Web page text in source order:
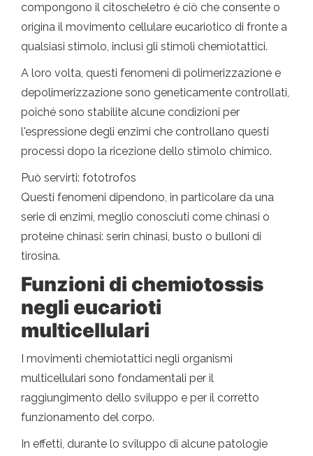
compongono il citoscheletro è ciò che consente o
origina il movimento cellulare eucariotico di fronte a
qualsiasi stimolo, inclusi gli stimoli chemiotattici.
A loro volta, questi fenomeni di polimerizzazione e
depolimerizzazione sono geneticamente controllati,
poiché sono stabilite alcune condizioni per
l'espressione degli enzimi che controllano questi
processi dopo la ricezione dello stimolo chimico.
Può servirti: fototrofos
Questi fenomeni dipendono, in particolare da una
serie di enzimi, meglio conosciuti come chinasi o
proteine ​​chinasi: serin chinasi, busto o bulloni di
tirosina.
Funzioni di chemiotossis
negli eucarioti
multicellulari
I movimenti chemiotattici negli organismi
multicellulari sono fondamentali per il
raggiungimento dello sviluppo e per il corretto
funzionamento del corpo.
In effetti, durante lo sviluppo di alcune patologie